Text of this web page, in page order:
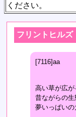
ください。
フリントヒルズ
[7116]aa
高い草が広が
昔ながらの
夢いっぱい